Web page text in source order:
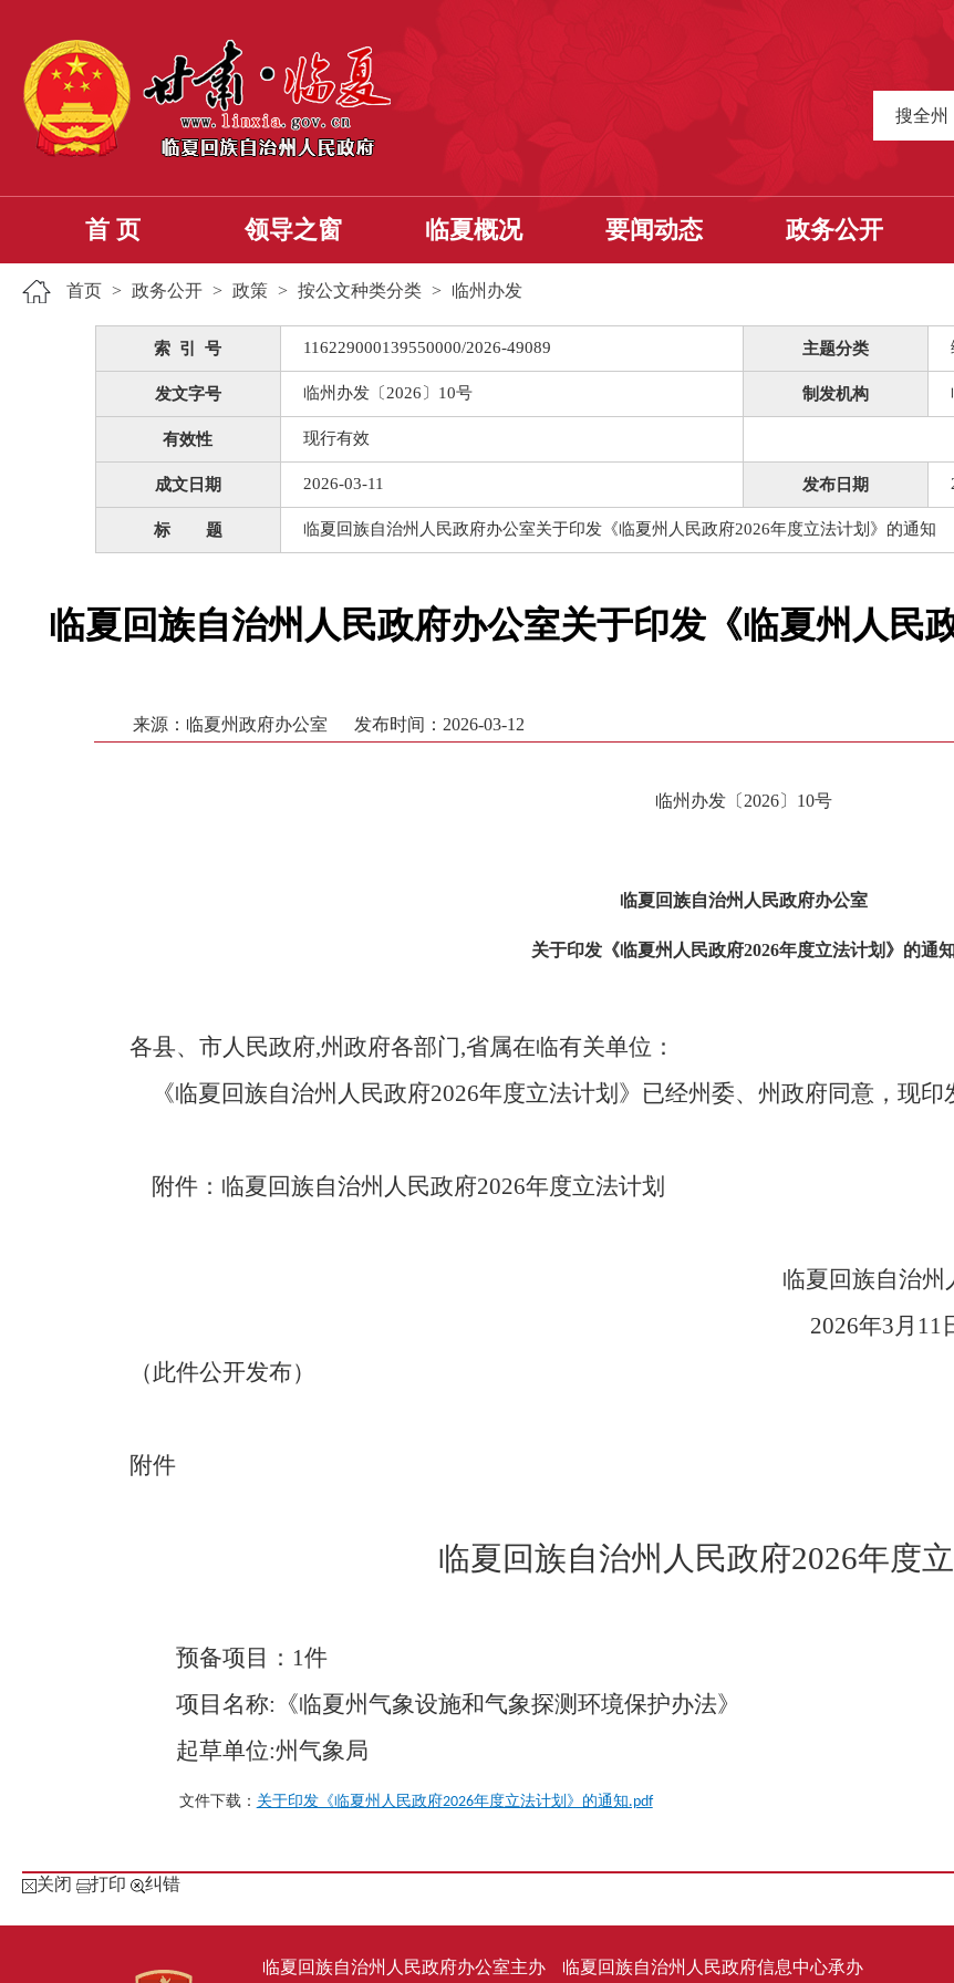
搜全州
首 页 领导之窗 临夏概况 要闻动态 政务公开
首页 > 政务公开 > 政策 > 按公文种类分类 > 临州办发
索 引 号 116229000139550000/2026-49089 主题分类
发文字号 临州办发〔2026〕10号 制发机构
有效性 现行有效
成文日期 2026-03-11 发布日期
标 题 临夏回族自治州人民政府办公室关于印发《临夏州人民政府2026年度立法计划》的通知
临夏回族自治州人民政府办公室关于印发《临夏州人民
来源：临夏州政府办公室 发布时间：2026-03-12
临州办发〔2026〕10号
临夏回族自治州人民政府办公室
关于印发《临夏州人民政府2026年度立法计划》的通
各县、 市人民政府,州政府各部门,省属在临有关单位：
《临夏回族自治州人民政府2026年度立法计划》已经州委、州政府同意，现
附件：临夏回族自治州人民政府2026年度立法计划
临夏回族自治州
2026年3月 11
（此件公开发布）
附件
临夏回族自治州人民政府2026年度
预备项目： 1件
项目名称: 《临夏州气象设施和气象探测环境保护办法》
起草单位:州气象局
文件下载： 关于印发《临夏州人民政府2026年度立法计划》的通知.pdf
关闭 打印 纠错
临夏回族自治州人民政府办公室主办 临夏回族自治州人民政府信息中心承办